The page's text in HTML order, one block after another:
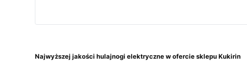
Najwyższej jakości hulajnogi elektryczne w ofercie sklepu Kukirin